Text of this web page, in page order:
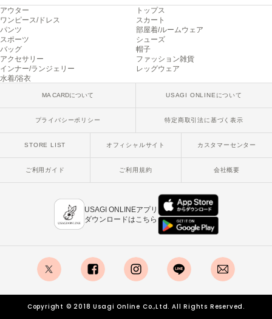
Philly chocolate
フィリーチョコレート
poláura
ポローラ
Reebok
サンリオハウス
SESAME STREET MARKET
セサミストリートマーケット
SHAKA
アウター
トップス
ワンピース/ドレス
スカート
パンツ
部屋着/ルームウェア
スポーツ
シューズ
バッグ
帽子
アクセサリー
ファッション雑貨
インナー/ランジェリー
レッグウェア
水着/浴衣
MA CARDについて USAGI ONLINEについて
プライバシーポリシー 特定商取引法に基づく表示
STORE LIST オフィシャルサイト カスタマーセンター
ご利用ガイド ご利用規約 会社概要
USAGI ONLINEアプリ
ダウンロードはこちら
Copyright © 2018 Usagi Online Co.,Ltd. All Rights Reserved.